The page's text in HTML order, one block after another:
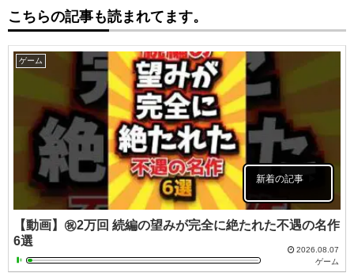
こちらの記事も読まれてます。
ゲーム
新着の記事
【動画】㊗️2万回 続編の望みが完全に絶たれた不遇の名作
6選
2026.08.07
ゲーム